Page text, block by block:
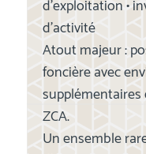
d’exploitation •
d’activité
Atout majeur :
foncière avec
ZCA.
Un ensemble